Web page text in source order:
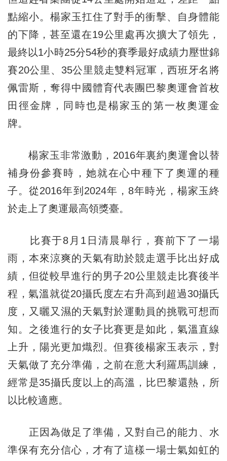
點縮小。楊家玉扛住了對手的衝擊、自身體能
的下降，甚至還在19公里處再次擴大了領先，
最終以1小時25分54秒的賽季最好成績力壓世錦
賽20公里、35公里競走雙料冠軍，西班牙名將
佩雷斯，奪得中國體育代表團巴黎奧運會首枚
田徑金牌，同時也是楊家玉的第一枚奧運金
牌。
楊家玉非常激動，2016年裏約奧運會以替
補身份參賽時，她就在心中種下了奧運的種
子。從2016年到2024年，8年時光，楊家玉終
於走上了奧運最高領獎臺。
比賽于8月1日清晨舉行，賽前下了一場
雨，本來涼爽的天氣有助於競走選手比出好成
績，但從較早進行的男子20公里競走比賽後半
程，氣溫就從20攝氏度左右升高到超過30攝氏
度，又曬又濕的天氣對於運動員的挑戰可想而
知。之後進行的女子比賽更是如此，氣溫直線
上升，陽光更加熾烈。但賽後楊家玉表示，對
天氣做了充分準備，之前在意大利羅馬訓練，
經常是35攝氏度以上的高溫，比巴黎還熱，所
以比較適應。
正因為做足了準備，又對自己的能力、水
準保有充分信心，才有了這樣一場士氣如虹的